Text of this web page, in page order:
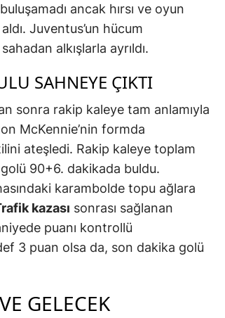
ancak hırsı ve oyun
Juventus’un hücum
alkışlarla ayrıldı.
SAHNEYE ÇIKTI
sonra rakip kaleye tam anlamıyla
McKennie’nin formda
ateşledi. Rakip kaleye toplam
90+6. dakikada buldu.
karambolde topu ağlara
kazası sonrası sağlanan
puanı kontrollü
3 puan olsa da, son dakika golü
GELECEK